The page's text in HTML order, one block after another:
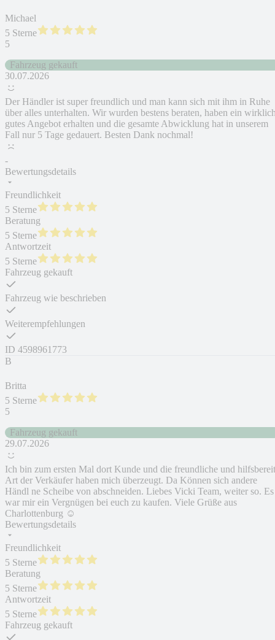
Michael
5 Sterne
5
Fahrzeug gekauft
30.07.2026
Der Händler ist super freundlich und man kann sich mit ihm in Ruhe
über alles unterhalten. Wir wurden bestens beraten, haben ein
gutes Angebot erhalten und die gesamte Abwicklung hat in unserem
Fall nur 5 Tage gedauert. Besten Dank nochmal!
-
Bewertungsdetails
Freundlichkeit
5 Sterne
Beratung
5 Sterne
Antwortzeit
5 Sterne
Fahrzeug gekauft
Fahrzeug wie beschrieben
Weiterempfehlungen
ID 4598961773
B
Britta
5 Sterne
5
Fahrzeug gekauft
29.07.2026
Ich bin zum ersten Mal dort Kunde und die freundliche und
Art der Verkäufer haben mich überzeugt. Da Können sich andere
Händl ne Scheibe von abschneiden. Liebes Vicki Team, weiter so. Es
war mir ein Vergnügen bei euch zu kaufen. Viele Grüße aus
Charlottenburg ☺️
Bewertungsdetails
Freundlichkeit
5 Sterne
Beratung
5 Sterne
Antwortzeit
5 Sterne
Fahrzeug gekauft